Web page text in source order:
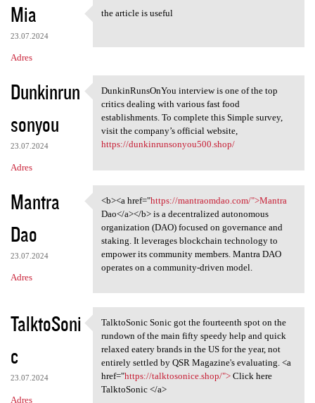
Mia
23.07.2024
Adres
the article is useful
the article is useful
Dunkinrun
sonyou
23.07.2024
Adres
DunkinRunsOnYou interview is
DunkinRunsOnYou interview is one of the top
critics dealing with various fast food
establishments. To complete this Simple survey,
visit the company’s official website,
https://dunkinrunsonyou500.shop/
Mantra
Dao
23.07.2024
Adres
<b><a href="https:/
<b><a href="https://mantraomdao.com/">Mantra
Dao</a></b> is a decentralized autonomous
organization (DAO) focused on governance and
staking. It leverages blockchain technology to
empower its community members. Mantra DAO
operates on a community-driven model.
TalktoSoni
c
23.07.2024
Adres
TalktoSonic Sonic got the
TalktoSonic Sonic got the fourteenth spot on the
rundown of the main fifty speedy help and quick
relaxed eatery brands in the US for the year, not
entirely settled by QSR Magazine's evaluating. <a
href="https://talktosonice.shop/">Click here
TalktoSonic </a>